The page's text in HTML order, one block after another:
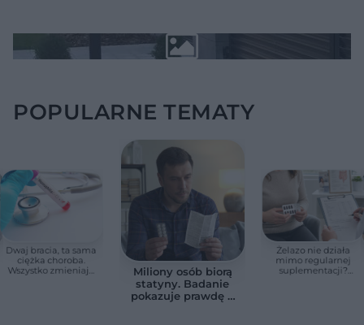
POPULARNE TEMATY
Dwaj bracia, ta sama
ciężka choroba.
Wszystko zmieniają
Miliony osób biorą
statyny. Badanie
pokazuje prawdę o
Żelazo nie działa
mimo regularnej
suplementacji?